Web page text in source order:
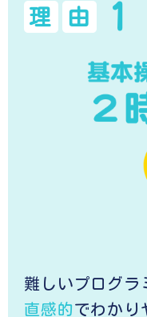
理 由 1
難しいプログラ
直感的でわかり